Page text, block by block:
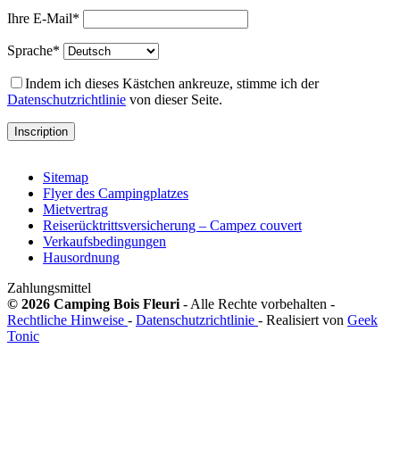
Ihre E-Mail*
Sprache*
Indem ich dieses Kästchen ankreuze, stimme ich der
Datenschutzrichtlinie von dieser Seite.
Sitemap
Flyer des Campingplatzes
Mietvertrag
Reiserücktrittsversicherung – Campez couvert
Verkaufsbedingungen
Hausordnung
Zahlungsmittel
© 2026 Camping Bois Fleuri - Alle Rechte vorbehalten -
Rechtliche Hinweise - Datenschutzrichtlinie - Realisiert von Geek
Tonic